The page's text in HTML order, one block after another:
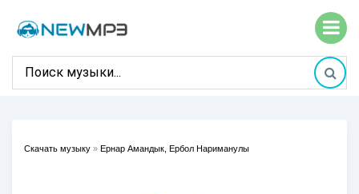
Скачать музыку » Ернар Амандык, Ербол Нариманулы